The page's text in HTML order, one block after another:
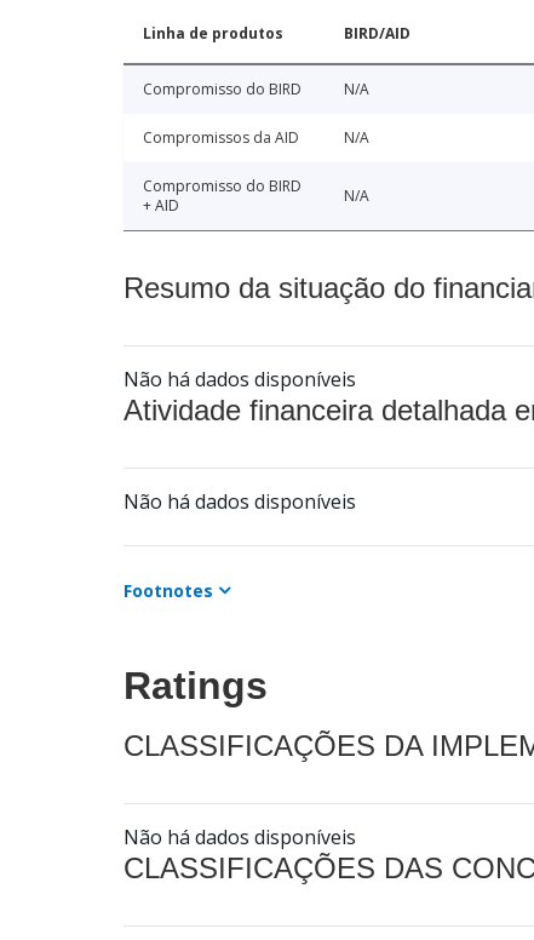
Linha de produtos BIRD/AID
Compromisso do BIRD N/A
Compromissos da AID N/A
Compromisso do BIRD
+ AID
N/A
Resumo da situação do
Não há dados disponíveis
Atividade financeira detalhada
Não há dados disponíveis
Footnotes
Ratings
CLASSIFICAÇÕES DA
Não há dados disponíveis
CLASSIFICAÇÕES DAS